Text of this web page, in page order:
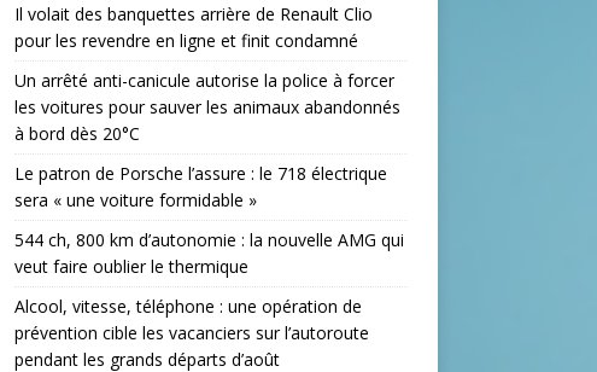
Il volait des banquettes arrière de Renault Clio
pour les revendre en ligne et finit condamné
Un arrêté anti-canicule autorise la police à forcer
les voitures pour sauver les animaux abandonnés
à bord dès 20°C
Le patron de Porsche l’assure : le 718 électrique
sera « une voiture formidable »
544 ch, 800 km d’autonomie : la nouvelle AMG qui
veut faire oublier le thermique
Alcool, vitesse, téléphone : une opération de
prévention cible les vacanciers sur l’autoroute
pendant les grands départs d’août